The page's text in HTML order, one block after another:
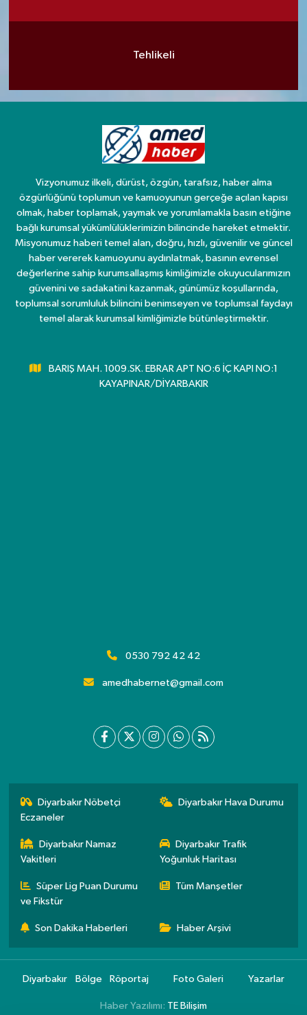
Tehlikeli
Vizyonumuz ilkeli, dürüst, özgün, tarafsız, haber alma
özgürlüğünü toplumun ve kamuoyunun gerçeğe açılan kapısı
olmak, haber toplamak, yaymak ve yorumlamakla basın etiğine
bağlı kurumsal yükümlülüklerimizin bilincinde hareket etmektir.
Misyonumuz haberi temel alan, doğru, hızlı, güvenilir ve güncel
haber vererek kamuoyunu aydınlatmak, basının evrensel
değerlerine sahip kurumsallaşmış kimliğimizle okuyucularımızın
güvenini ve sadakatini kazanmak, günümüz koşullarında,
toplumsal sorumluluk bilincini benimseyen ve toplumsal faydayı
temel alarak kurumsal kimliğimizle bütünleştirmektir.
BARIŞ MAH. 1009.SK. EBRAR APT NO:6 İÇ KAPI NO:1
KAYAPINAR/DİYARBAKIR
0530 792 42 42
amedhabernet@gmail.com
Diyarbakır Nöbetçi
Eczaneler
Diyarbakır Hava Durumu
Diyarbakır Namaz
Vakitleri
Diyarbakır Trafik
Yoğunluk Haritası
Süper Lig Puan Durumu
ve Fikstür
Tüm Manşetler
Son Dakika Haberleri Haber Arşivi
Diyarbakır Bölge Röportaj Foto Galeri Yazarlar
Haber Yazılımı: TE Bilişim